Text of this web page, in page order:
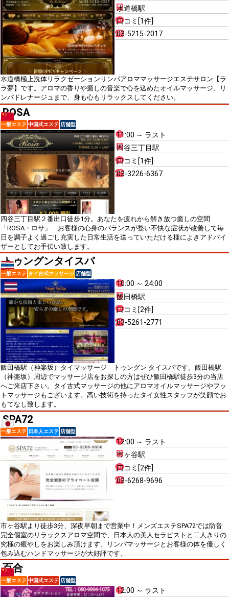
水道橋駅
口コミ[1件]
03-5215-2017
水道橋極上洗体リラクゼーションリンパアロママッサージエステサロン【ラ
ラ夢】です。アロマの香りや癒しの音楽で心を込めたオイルマッサージ、リ
ンパドレナージュまで、身も心もリラックスしてください。
ROSA
一般エステ 中国式エステ 店舗型
11:00 ～ ラスト
四谷三丁目駅
口コミ[1件]
03-3226-6367
四谷三丁目駅２番出口徒步1分。あなたを疲れから解き放つ癒しの空間
「ROSA・ロサ」 お客様の心身のバランスが整い不快な症状が改善して毎
日を調子よく過ごし充実した日常生活を送っていただける様によきアドバイ
ザーとしてお手伝い致します。
トゥングンタイスパ
一般エステ タイ古式マッサージ 店舗型
10:00 ～ 24:00
飯田橋駅
口コミ[2件]
03-5261-2771
飯田橋駅（神楽坂）タイマッサージ トゥングン タイスパです。飯田橋駅
（神楽坂）周辺でマッサージ店をお探しの方はぜひ飯田橋駅徒歩3分の当店
へご来店下さい。タイ古式マッサージの他にアロマオイルマッサージやフッ
トマッサージもございます。高い技術を持ったタイ女性スタッフが笑顔でお
もてなし致します。
SPA72
一般エステ 日本人エステ 店舗型
12:00 ～ ラスト
市ヶ谷駅
口コミ[2件]
03-6268-9696
市ヶ谷駅より徒歩3分、深夜早朝まで営業中！メンズエステSPA72では防音
完全個室のリラックスアロマ空間で、日本人の美人セラピストと二人きりの
究極の癒やしをお楽しみ頂けます。リンパマッサージとお客様の体を優しく
包み込むハンドマッサージが大好評です。
百合
一般エステ 中国式エステ 店舗型
12:00 ～ ラスト